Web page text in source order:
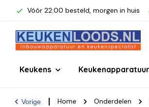
Vóór 22:00 besteld, morgen in huis
Keukens Keukenapparatuur
Vorige Home Onderdelen